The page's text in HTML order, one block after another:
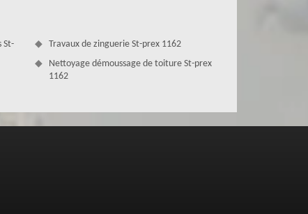
St-
Travaux de zinguerie St-prex 1162
Nettoyage démoussage de toiture St-prex
1162